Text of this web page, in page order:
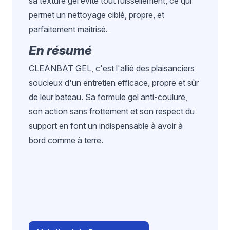
permet un nettoyage ciblé, propre, et
parfaitement maîtrisé.
En résumé
CLEANBAT GEL, c'est l'allié des plaisanciers
soucieux d'un entretien efficace, propre et sûr
de leur bateau. Sa formule gel anti-coulure,
son action sans frottement et son respect du
support en font un indispensable à avoir à
bord comme à terre.